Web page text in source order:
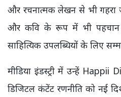
और रचनात्मक लेखन से भी
और कवि के रूप में भी पहचान
साहित्यिक उपलब्धियों के लिए
मीडिया इंडस्ट्री में उन्हें
डिजिटल कंटेंट रणनीति को नई